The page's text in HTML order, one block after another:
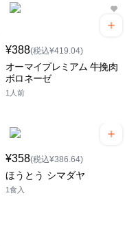
¥388(税込¥419.04)
オーマイプレミアム 牛挽肉
ボロネーゼ
1人前
¥358(税込¥386.64)
ほうとう シマダヤ
1食入